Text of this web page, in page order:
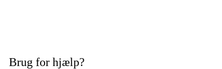
Brug for hjælp?